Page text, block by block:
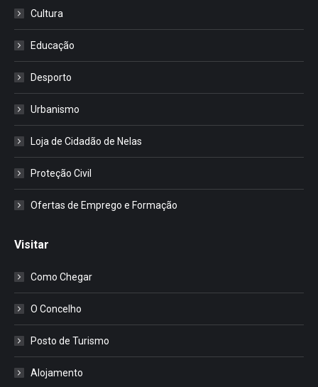
Cultura
Educação
Desporto
Urbanismo
Loja de Cidadão de Nelas
Proteção Civil
Ofertas de Emprego e Formação
Visitar
Como Chegar
O Concelho
Posto de Turismo
Alojamento